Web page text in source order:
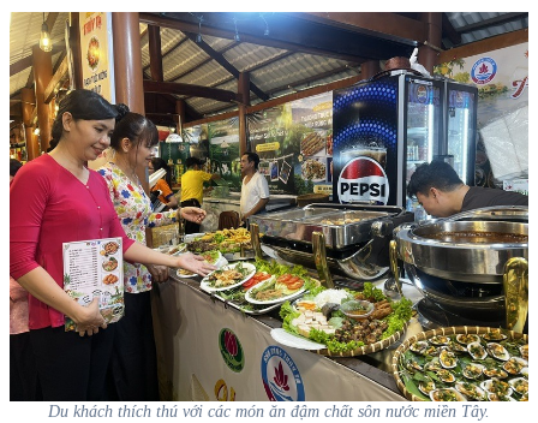
Du khách thích thú với các món ăn đậm chất sôn nước miền Tây.